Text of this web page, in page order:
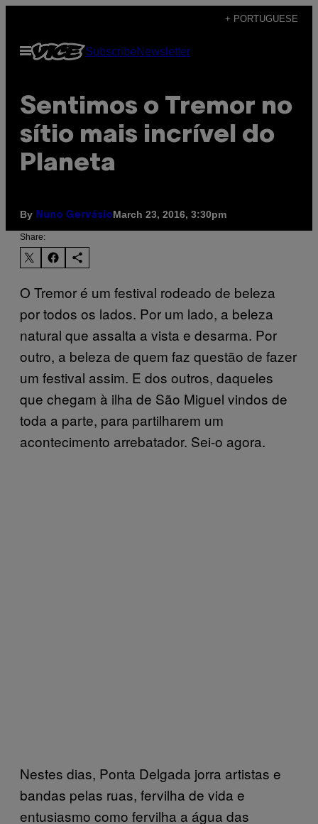
content
+ PORTUGUESE
Open
Menu
SubscribeNewsletter
Sentimos o Tremor no
sítio mais incrível do
Planeta
By Nuno GervásioMarch 23, 2016, 3:30pm
Share:
O Tremor é um festival rodeado de beleza
por todos os lados. Por um lado, a beleza
natural que assalta a vista e desarma. Por
outro, a beleza de quem faz questão de fazer
um festival assim. E dos outros, daqueles
que chegam à ilha de São Miguel vindos de
toda a parte, para partilharem um
acontecimento arrebatador. Sei-o agora.
Nestes dias, Ponta Delgada jorra artistas e
bandas pelas ruas, fervilha de vida e
entusiasmo como fervilha a água das